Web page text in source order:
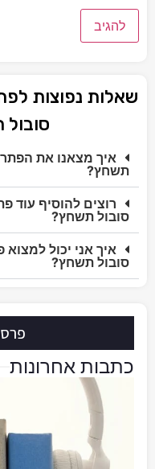
שאלות נפוצות
איך מצאנו את
תשחץ?
רוצים להוסיף עוד
סובול תשחץ?
איך אני יכול
סובול תשחץ?
כתבות אחרונות